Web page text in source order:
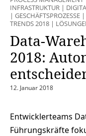
INFRASTRUKTUR |
| GESCHÄFTSPROZESSE |
TRENDS 2018 |
Data-
2018:
12. Januar 2018
Entwicklerteams
Führungskräfte